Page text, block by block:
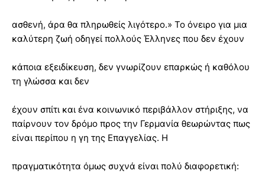
ασθενή, άρα θα πληρωθείς λιγότερο.» Το όνειρο για μια
καλύτερη ζωή οδηγεί πολλούς Έλληνες που δεν έχουν
κάποια εξειδίκευση, δεν γνωρίζουν επαρκώς ή καθόλου
τη γλώσσα και δεν
έχουν σπίτι και ένα κοινωνικό περιβάλλον στήριξης, να
παίρνουν τον δρόμο προς την Γερμανία θεωρώντας πως
είναι περίπου η γη της Επαγγελίας. Η
πραγματικότητα όμως συχνά είναι πολύ διαφορετική: